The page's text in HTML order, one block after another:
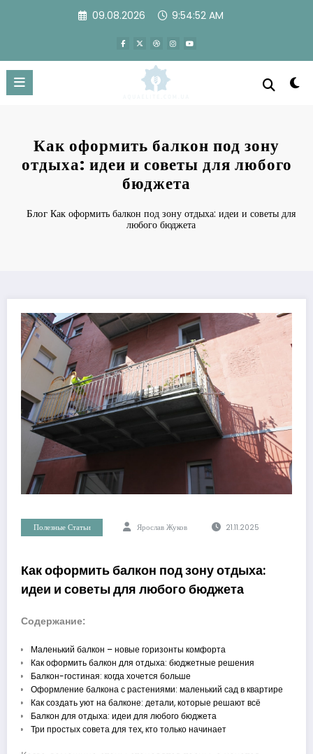
09.08.2026 9:54:52 AM
Как оформить балкон под зону
отдыха: идеи и советы для любого
бюджета
Блог Как оформить балкон под зону отдыха: идеи и советы для
любого бюджета
Полезные Статьи Ярослав Жуков 21.11.2025
Как оформить балкон под зону отдыха:
идеи и советы для любого бюджета
Содержание:
Маленький балкон – новые горизонты комфорта
Как оформить балкон для отдыха: бюджетные решения
Балкон-гостиная: когда хочется больше
Оформление балкона с растениями: маленький сад в квартире
Как создать уют на балконе: детали, которые решают всё
Балкон для отдыха: идеи для любого бюджета
Три простых совета для тех, кто только начинает